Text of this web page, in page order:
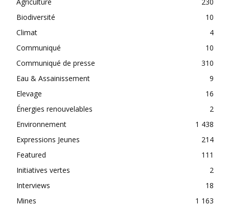
Biodiversité
10
Climat
4
Communiqué
10
Communiqué de presse
310
Eau & Assainissement
9
Elevage
16
Énergies renouvelables
2
Environnement
1 438
Expressions Jeunes
214
Featured
111
Initiatives vertes
2
Interviews
18
Mines
1 163